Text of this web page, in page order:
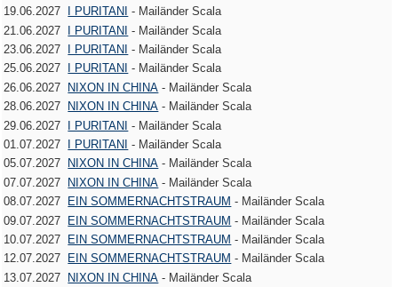
19.06.2027
I PURITANI - Mailänder Scala
21.06.2027 I PURITANI - Mailänder Scala
23.06.2027
I PURITANI - Mailänder Scala
25.06.2027
I PURITANI - Mailänder Scala
26.06.2027
NIXON IN CHINA - Mailänder Scala
28.06.2027
NIXON IN CHINA - Mailänder Scala
29.06.2027 I PURITANI - Mailänder Scala
01.07.2027
I PURITANI - Mailänder Scala
05.07.2027
NIXON IN CHINA - Mailänder Scala
07.07.2027
NIXON IN CHINA - Mailänder Scala
08.07.2027
EIN SOMMERNACHTSTRAUM - Mailänder Scala
09.07.2027 EIN SOMMERNACHTSTRAUM - Mailänder Scala
10.07.2027
EIN SOMMERNACHTSTRAUM - Mailänder Scala
12.07.2027
EIN SOMMERNACHTSTRAUM - Mailänder Scala
13.07.2027
NIXON IN CHINA - Mailänder Scala